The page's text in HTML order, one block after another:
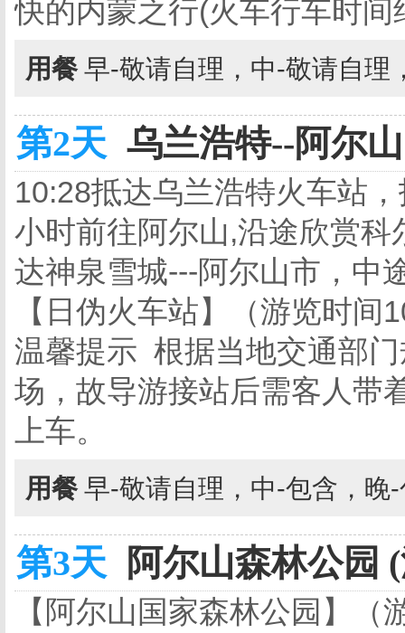
快的内蒙之行(火车行车时
用餐 早-敬请自理，中-敬请自理
第2天 乌兰浩特--阿尔
10:28抵达乌兰浩特火车站
小时前往阿尔山,沿途欣赏
达神泉雪城---阿尔山市，中
【日伪火车站】（游览时
温馨提示 根据当地交通部
场，故导游接站后需客人带
上车。
用餐 早-敬请自理，中-包含，晚
第3天 阿尔山森林公园
【阿尔山国家森林公园】（